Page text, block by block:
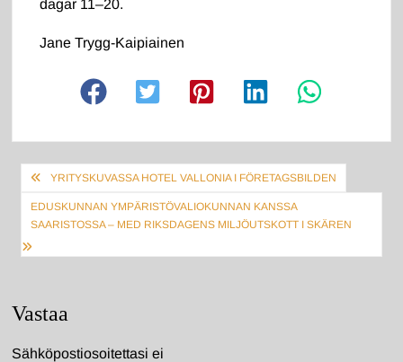
dagar 11–20.
Jane Trygg-Kaipiainen
Artikkelien
selaus
YRITYSKUVASSA HOTEL VALLONIA I FÖRETAGSBILDEN
EDUSKUNNAN YMPÄRISTÖVALIOKUNNAN KANSSA
SAARISTOSSA – MED RIKSDAGENS MILJÖUTSKOTT I SKÄREN
Vastaa
Sähköpostiosoitettasi ei